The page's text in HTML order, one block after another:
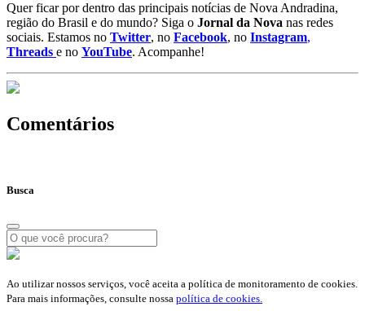
Quer ficar por dentro das principais notícias de Nova Andradina,
região do Brasil e do mundo? Siga o Jornal da Nova nas redes
sociais. Estamos no Twitter, no Facebook, no Instagram,
Threads e no YouTube. Acompanhe!
Comentários
Busca
Ao utilizar nossos serviços, você aceita a política de monitoramento de cookies.
Para mais informações, consulte nossa política de cookies.